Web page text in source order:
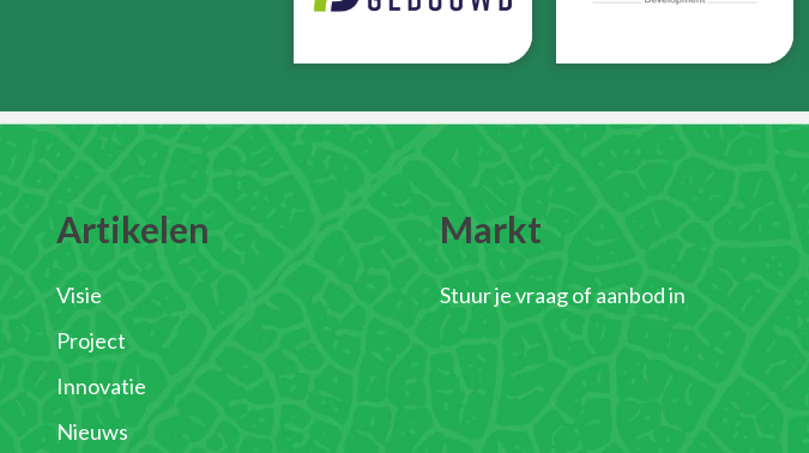
Artikelen
Visie
Project
Innovatie
Nieuws
Markt
Stuur je vraag of aanbod in